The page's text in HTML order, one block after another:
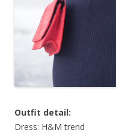
Outfit detail:
Dress: H&M trend